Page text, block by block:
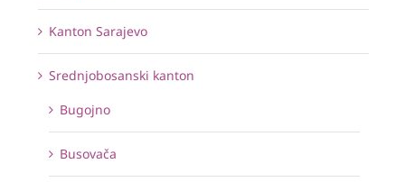
Kanton Sarajevo
Srednjobosanski kanton
Bugojno
Busovača